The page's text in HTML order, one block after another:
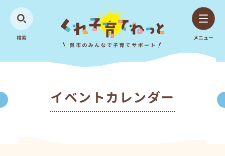
検索 メニュー
イベントカレンダー